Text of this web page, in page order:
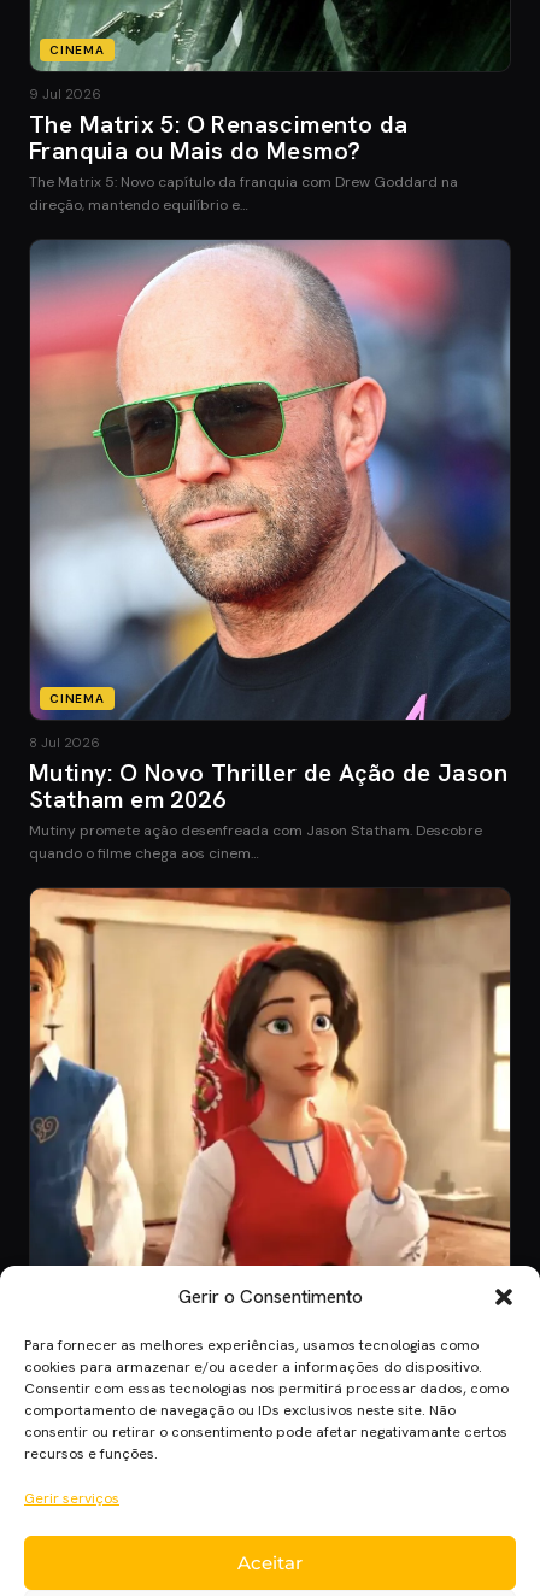
Gerir o Consentimento
Para fornecer as melhores experiências, usamos tecnologias como
cookies para armazenar e/ou aceder a informações do dispositivo.
Consentir com essas tecnologias nos permitirá processar dados, como
comportamento de navegação ou IDs exclusivos neste site. Não
consentir ou retirar o consentimento pode afetar negativamante certos
recursos e funções.
Gerir serviços
Aceitar
CINEMA
9 Jul 2026
The Matrix 5: O Renascimento da
Franquia ou Mais do Mesmo?
The Matrix 5: Novo capítulo da franquia com Drew Goddard na
direção, mantendo equilíbrio e…
CINEMA
8 Jul 2026
Mutiny: O Novo Thriller de Ação de Jason
Statham em 2026
Mutiny promete ação desenfreada com Jason Statham. Descobre
quando o filme chega aos cinem…
CINEMA
8 Jul 2026
O Novo Teaser de “Viana, A Lenda dos
Corações de Ouro”
produção portuguesa de ani…